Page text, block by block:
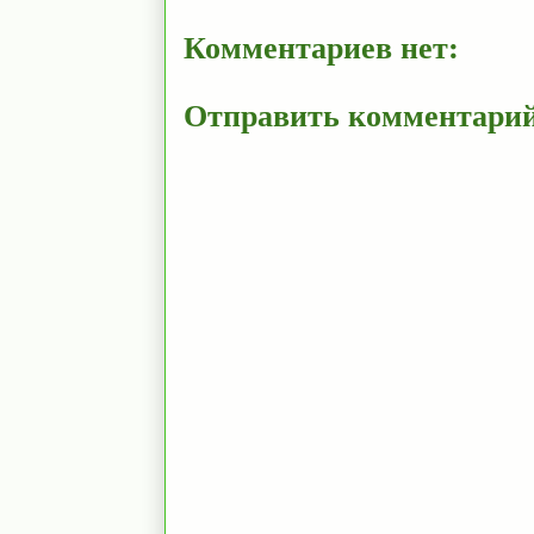
Комментариев нет:
Отправить